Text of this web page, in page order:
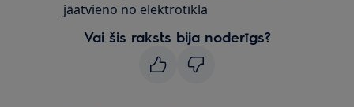
jāatvieno no elektrotīkla
Vai šis raksts bija noderīgs?